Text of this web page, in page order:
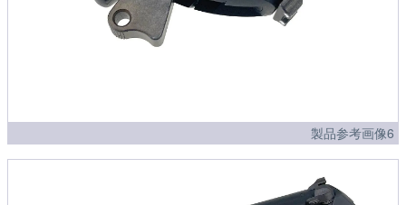
製品参考画像6